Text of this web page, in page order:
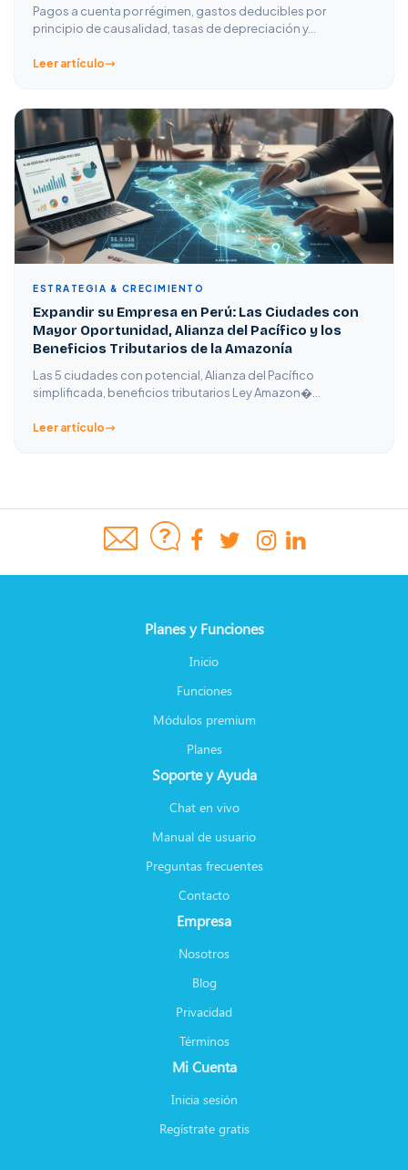
Pagos a cuenta por régimen, gastos deducibles por
principio de causalidad, tasas de depreciación y…
Leer artículo
ESTRATEGIA & CRECIMIENTO
Expandir su Empresa en Perú: Las Ciudades con
Mayor Oportunidad, Alianza del Pacífico y los
Beneficios Tributarios de la Amazonía
Las 5 ciudades con potencial, Alianza del Pacífico
simplificada, beneficios tributarios Ley Amazon�…
Leer artículo
Planes y Funciones
Inicio
Funciones
Módulos premium
Planes
Soporte y Ayuda
Chat en vivo
Manual de usuario
Preguntas frecuentes
Contacto
Empresa
Nosotros
Blog
Privacidad
Términos
Mi Cuenta
Inicia sesión
Regístrate gratis